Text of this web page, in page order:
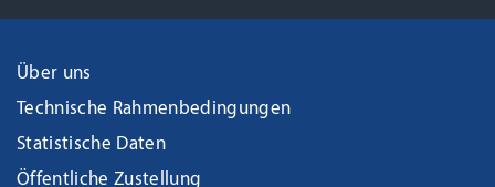
Über uns
Technische Rahmenbedingungen
Statistische Daten
Öffentliche Zustellung